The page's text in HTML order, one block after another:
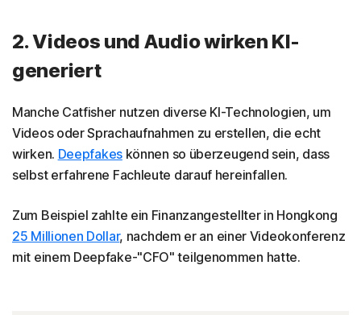
2. Videos und Audio wirken KI-
generiert
Manche Catfisher nutzen diverse KI-Technologien, um
Videos oder Sprachaufnahmen zu erstellen, die echt
wirken. Deepfakeskönnen so überzeugend sein, dass
selbst erfahrene Fachleute darauf hereinfallen.
Zum Beispiel zahlte ein Finanzangestellter in Hongkong
25 Millionen Dollar, nachdem er an einer Videokonferenz
mit einem Deepfake-"CFO" teilgenommen hatte.